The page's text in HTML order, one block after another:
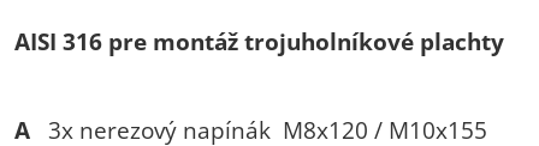
AISI 316 pre montáž trojuholníkové plachty
A 3x nerezový napínák M8x120 / M10x155